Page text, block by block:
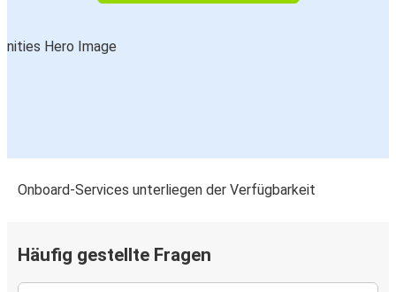
Onboard-Services unterliegen der Verfügbarkeit
Häufig gestellte Fragen